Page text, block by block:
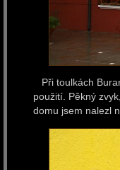
Při toulkách
použití. Pěkný
domu jsem nalezl